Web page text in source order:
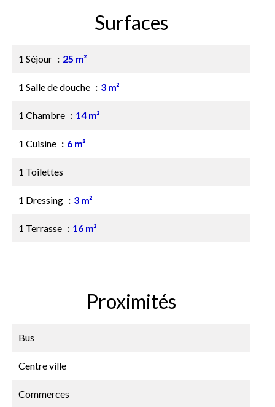
Surfaces
1 Séjour 25 m²
1 Salle de douche 3 m²
1 Chambre 14 m²
1 Cuisine 6 m²
1 Toilettes
1 Dressing 3 m²
1 Terrasse 16 m²
Proximités
Bus
Centre ville
Commerces